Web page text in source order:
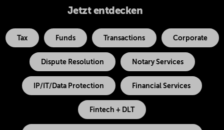
Jetzt entdecken
Tax Funds Transactions Corporate
Dispute Resolution Notary Services
IP/IT/Data Protection Financial Services
Fintech + DLT